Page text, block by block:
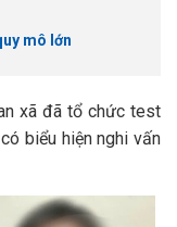
mô lớn
xã đã tổ chức test
biểu hiện nghi vấn